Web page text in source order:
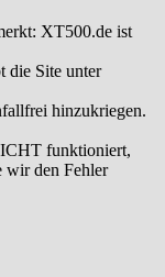
XT500.de ist
die Site unter
hinzukriegen.
funktioniert,
wir den Fehler